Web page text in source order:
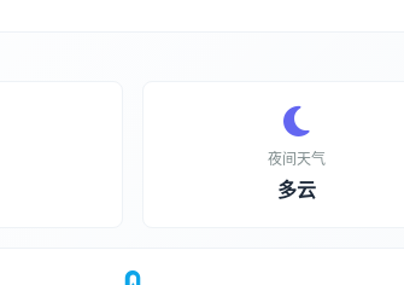
夜间天气
多云